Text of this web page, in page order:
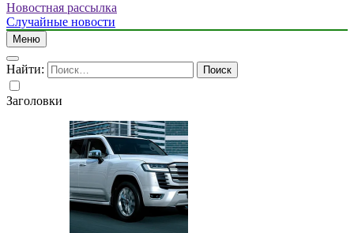
Новостная рассылка
Случайные новости
Меню
Найти:
Заголовки